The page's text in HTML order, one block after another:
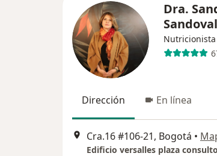
Dra.
Sandoval
Nutricionista
Dirección En línea
Cra.16 #106-21, Bogotá •
Edificio versalles plaza